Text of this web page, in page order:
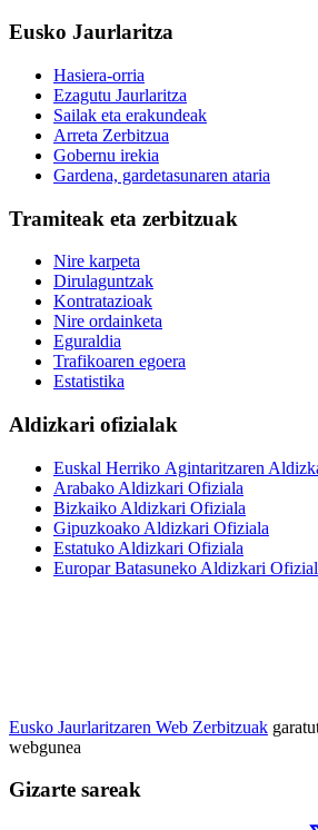
Eusko Jaurlaritza
Hasiera-orria
Ezagutu Jaurlaritza
Sailak eta erakundeak
Arreta Zerbitzua
Gobernu irekia
Gardena, gardetasunaren ataria
Tramiteak eta zerbitzuak
Nire karpeta
Dirulaguntzak
Kontratazioak
Nire ordainketa
Eguraldia
Trafikoaren egoera
Estatistika
Aldizkari ofizialak
Euskal Herriko Agintaritzaren
Arabako Aldizkari Ofiziala
Bizkaiko Aldizkari Ofiziala
Gipuzkoako Aldizkari Ofiziala
Estatuko Aldizkari Ofiziala
Europar Batasuneko Aldizkari
Eusko Jaurlaritzaren Web Zerbitzuak
webgunea
Gizarte sareak